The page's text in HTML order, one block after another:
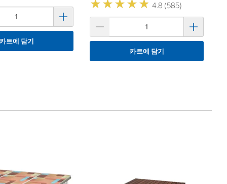
트에 담기
★★★★★
★★★★★ 4.8 (585)
카트에 담기